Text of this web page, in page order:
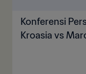
Konferensi
Kroasia vs